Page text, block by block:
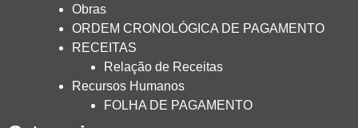
Obras
ORDEM CRONOLÓGICA DE PAGAMENTO
RECEITAS
Relação de Receitas
Recursos Humanos
FOLHA DE PAGAMENTO